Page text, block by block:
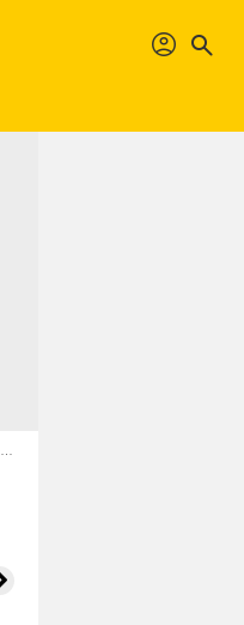
profil search